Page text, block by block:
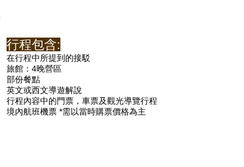
行程包含:
在行程中所提到的接駁
旅館：4晚營區
部份餐點
英文或西文導遊解說
行程內容中的門票，車票及觀光導覽行程
境內航班機票 *需以當時購票價格為主